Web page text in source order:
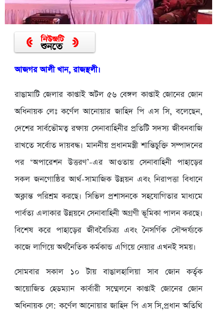
আজগর আলী খান, রাজস্থলী।
রাঙামাটি জেলার কাপ্তাই অটল ৫৬ বেঙ্গল কাপ্তাই জোনের জোন
অধিনায়ক লেঃ কর্ণেল আনোয়ার জাহিদ পি এস সি, বলেছেন,
দেশের সার্বভৌমত্ব রক্ষায় সেনাবাহিনীর প্রতিটি সদস্য জীবনবাজি
রাখতে সর্বোত দায়বদ্ধ। মাননীয় প্রধানমন্ত্রী শান্তিচুক্তি সম্পাদনের
পর ‘অপারেশন উত্তরণ’-এর আওতায় সেনাবাহিনী পাহাড়ের
সকল জনগোষ্ঠির আর্থ-সামাজিক উন্নয়ন এবং নিরাপত্তা বিধানে
অক্লান্ত পরিশ্রম করছে। সিভিল প্রশাসনকে সহযোগিতার মাধ্যমে
পার্বত্য এলাকার উন্নয়নে সেনাবাহিনী অগ্রণী ভূমিকা পালন করছে।
বিশেষ করে পাহাড়ের জীববৈচিত্র্য এবং নৈসর্গিক সৌন্দর্য্যকে
কাজে লাগিয়ে অর্থনৈতিক কর্মকান্ড এগিয়ে নেয়ার এখনই সময়।
সোমবার সকাল ১০ টায় বাঙালহালিয়া সাব জোন কর্তৃক
আয়োজিত হেডম্যান কার্বারী সম্মেলনে কাপ্তাই জোনের জোন
অধিনায়ক লে: কর্ণেল আনোয়ার জাহিদ পি এস সি,প্রধান অতিথি